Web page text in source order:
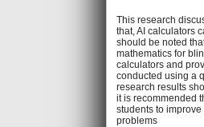
This research
that, AI calculators
should be noted
mathematics for
calculators and
conducted using a
research results
it is recommended
students to
problems